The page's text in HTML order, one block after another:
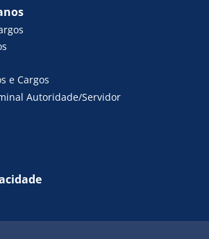
e Cargos
Autoridade/Servidor